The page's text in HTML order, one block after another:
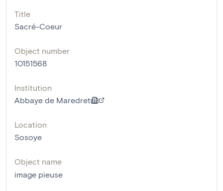
Title
Sacré-Coeur
Object number
10151568
Institution
Abbaye de Maredret
Location
Sosoye
Object name
image pieuse